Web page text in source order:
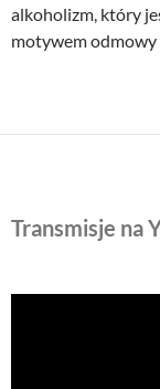
alkoholizm, który
motywem odmowy
Transmisje na